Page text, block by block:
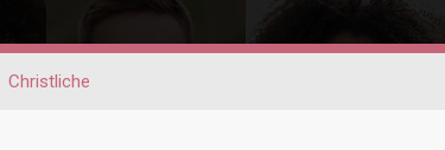
Christliche